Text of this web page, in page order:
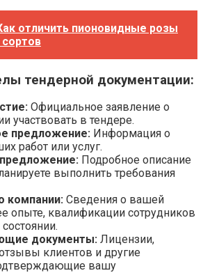
отличить пионовидные розы
сортов
тендерной документации:
Официальное заявление о
участвовать в тендере.
предложение: Информация о
работ или услуг.
Подробное описание
выполнить требования
компании: Сведения о вашей
опыте, квалификации сотрудников
документы: Лицензии,
клиентов и другие
вашу